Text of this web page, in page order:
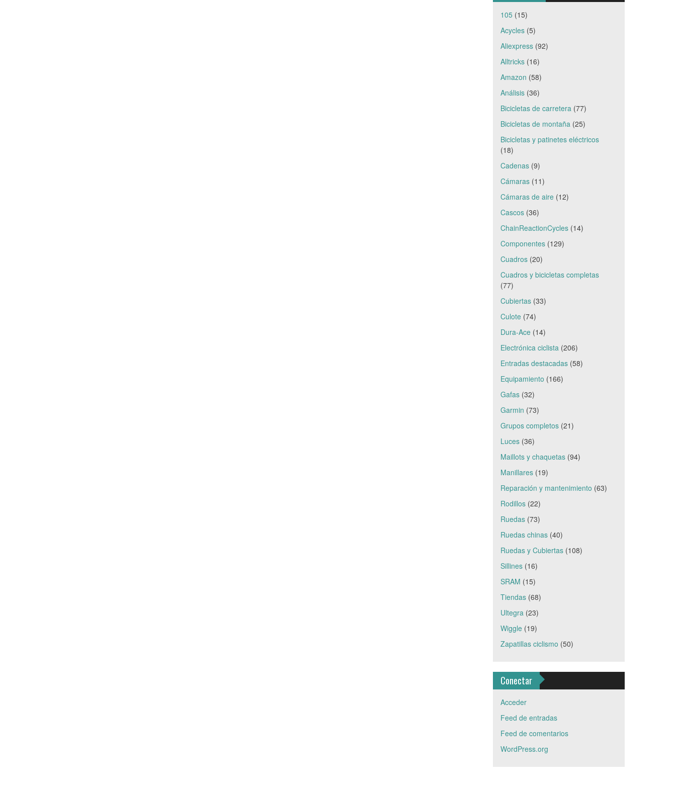
105(15)
Acycles(5)
Aliexpress(92)
Alltricks(16)
Amazon (58)
Análisis(36)
Bicicletas de carretera(77)
Bicicletas de montaña(25)
Bicicletas y patinetes eléctricos
(18)
Cadenas(9)
Cámaras(11)
Cámaras de aire(12)
Cascos(36)
ChainReactionCycles(14)
Componentes(129)
Cuadros(20)
Cuadros y bicicletas completas
(77)
Cubiertas(33)
Culote(74)
Dura-Ace(14)
Electrónica ciclista(206)
Entradas destacadas(58)
Equipamiento (166)
Gafas(32)
Garmin (73)
Grupos completos(21)
Luces(36)
Maillots y chaquetas(94)
Manillares(19)
Reparación y mantenimiento (63)
Rodillos(22)
Ruedas(73)
Ruedas chinas(40)
Ruedas y Cubiertas(108)
Sillines(16)
SRAM (15)
Tiendas(68)
Ultegra(23)
Wiggle(19)
Zapatillas ciclismo (50)
Conectar
Acceder
Feed de entradas
Feed de comentarios
WordPress.org